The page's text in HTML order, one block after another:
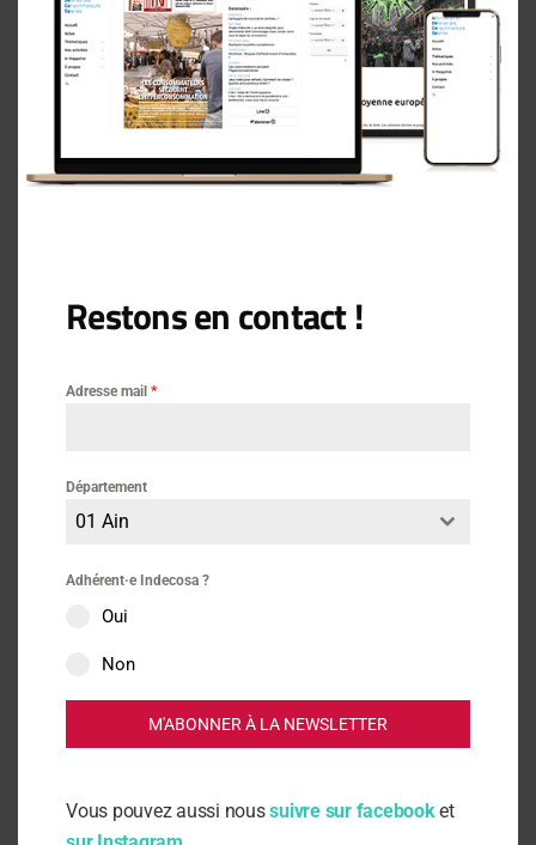
Actus
Contre les pesticides qui tuent le
vivant
Restons en contact !
Adresse mail *
Département
01 Ain
Adhérent·e Indecosa ?
Oui
Non
M'ABONNER À LA NEWSLETTER
Vous pouvez aussi noussuivre sur facebooket